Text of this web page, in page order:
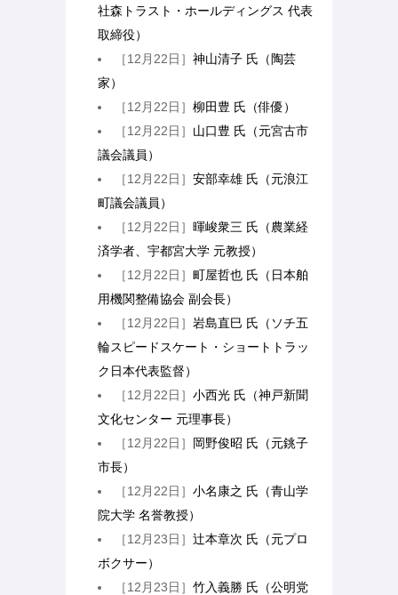
社森トラスト・ホールディングス 代表
取締役）
［12月22日］神山清子 氏（陶芸
家）
［12月22日］柳田豊 氏（俳優）
［12月22日］ 山口豊 氏（元宮古市
議会議員）
［12月22日］安部幸雄 氏（元浪江
町議会議員）
［12月22日］暉峻衆三 氏（農業経
済学者、宇都宮大学 元教授）
［12月22日］町屋哲也 氏（日本舶
用機関整備協会 副会長）
［12月22日］岩島直巳 氏（ソチ五
輪スピードスケート・ショートトラッ
ク日本代表監督）
［12月22日］小西光 氏（神戸新聞
文化センター 元理事長）
［12月22日］ 岡野俊昭 氏（元銚子
市長）
［12月22日］小名康之 氏（青山学
院大学 名誉教授）
［12月23日］辻本章次 氏（元プロ
ボクサー）
［12月23日］竹入義勝 氏（公明党